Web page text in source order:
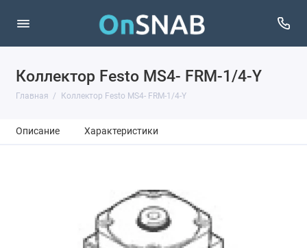
Коллектор Festo MS4- FRM-1/4-Y
Главная Коллектор Festo MS4- FRM-1/4-Y
Описание Характеристики